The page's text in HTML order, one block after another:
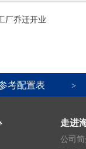
厂乔迁开业
考配置表 >
走进
公司